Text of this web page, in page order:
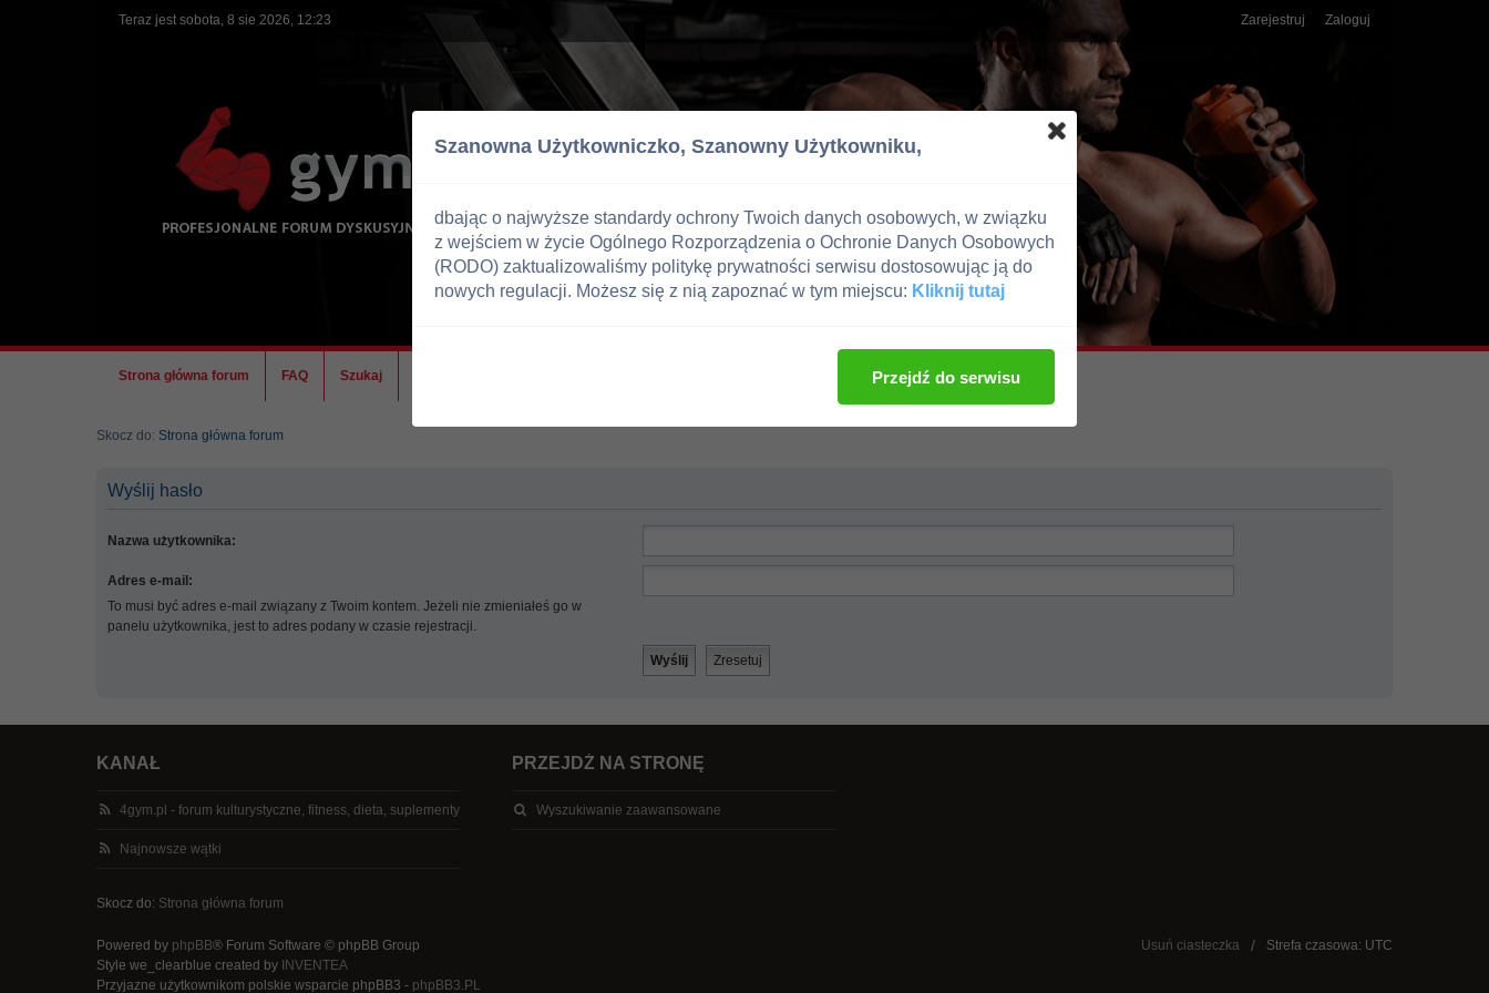
Teraz jest sobota, 8 sie 2026, 12:23 Zarejestruj Zaloguj
Strona główna forum FAQ Szukaj
Skocz do: Strona główna forum
Wyślij hasło
Nazwa użytkownika:
Adres e-mail:
To musi być adres e-mail związany z Twoim kontem. Jeżeli nie zmieniałeś go w
panelu użytkownika, jest to adres podany w czasie rejestracji.
KANAŁ
4gym.pl - forum kulturystyczne, fitness, dieta, suplementy
Najnowsze wątki
PRZEJDŹ NA STRONĘ
Wyszukiwanie zaawansowane
Skocz do: Strona główna forum
Usuń ciasteczka Strefa czasowa: UTC
Powered by phpBB® Forum Software © phpBB Group
Style we_clearblue created by INVENTEA
Przyjazne użytkownikom polskie wsparcie phpBB3 - phpBB3.PL
Szanowna Użytkowniczko, Szanowny Użytkowniku,
dbając o najwyższe standardy ochrony Twoich danych osobowych, w związku
z wejściem w życie Ogólnego Rozporządzenia o Ochronie Danych Osobowych
(RODO) zaktualizowaliśmy politykę prywatności serwisu dostosowując ją do
nowych regulacji. Możesz się z nią zapoznać w tym miejscu: Kliknij tutaj
Przejdź do serwisu